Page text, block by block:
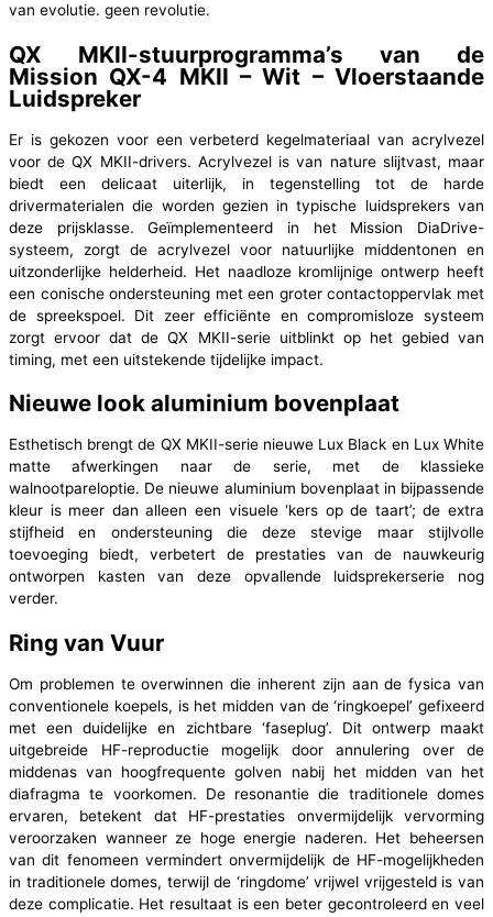
van evolutie. geen revolutie.
QX MKII-stuurprogramma’s van de
Mission QX-4 MKII – Wit – Vloerstaande
Luidspreker
Er is gekozen voor een verbeterd kegelmateriaal van acrylvezel
voor de QX MKII-drivers. Acrylvezel is van nature slijtvast, maar
biedt een delicaat uiterlijk, in tegenstelling tot de harde
drivermaterialen die worden gezien in typische luidsprekers van
deze prijsklasse. Geïmplementeerd in het Mission DiaDrive-
systeem, zorgt de acrylvezel voor natuurlijke middentonen en
uitzonderlijke helderheid. Het naadloze kromlijnige ontwerp heeft
een conische ondersteuning met een groter contactoppervlak met
de spreekspoel. Dit zeer efficiënte en compromisloze systeem
zorgt ervoor dat de QX MKII-serie uitblinkt op het gebied van
timing, met een uitstekende tijdelijke impact.
Nieuwe look aluminium bovenplaat
Esthetisch brengt de QX MKII-serie nieuwe Lux Black en Lux White
matte afwerkingen naar de serie, met de klassieke
walnootpareloptie. De nieuwe aluminium bovenplaat in bijpassende
kleur is meer dan alleen een visuele ‘kers op de taart’; de extra
stijfheid en ondersteuning die deze stevige maar stijlvolle
toevoeging biedt, verbetert de prestaties van de nauwkeurig
ontworpen kasten van deze opvallende luidsprekerserie nog
verder.
Ring van Vuur
Om problemen te overwinnen die inherent zijn aan de fysica van
conventionele koepels, is het midden van de ‘ringkoepel’ gefixeerd
met een duidelijke en zichtbare ‘faseplug’. Dit ontwerp maakt
uitgebreide HF-reproductie mogelijk door annulering over de
middenas van hoogfrequente golven nabij het midden van het
diafragma te voorkomen. De resonantie die traditionele domes
ervaren, betekent dat HF-prestaties onvermijdelijk vervorming
veroorzaken wanneer ze hoge energie naderen. Het beheersen
van dit fenomeen vermindert onvermijdelijk de HF-mogelijkheden
in traditionele domes, terwijl de ‘ringdome’ vrijwel vrijgesteld is van
deze complicatie. Het resultaat is een beter gecontroleerd en veel